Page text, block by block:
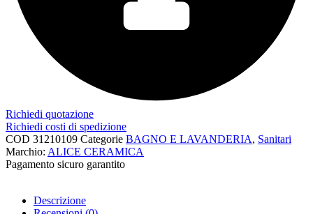
Richiedi quotazione
Richiedi costi di spedizione
COD 31210109 Categorie BAGNO E LAVANDERIA, Sanitari
Marchio: ALICE CERAMICA
Pagamento sicuro garantito​
Descrizione